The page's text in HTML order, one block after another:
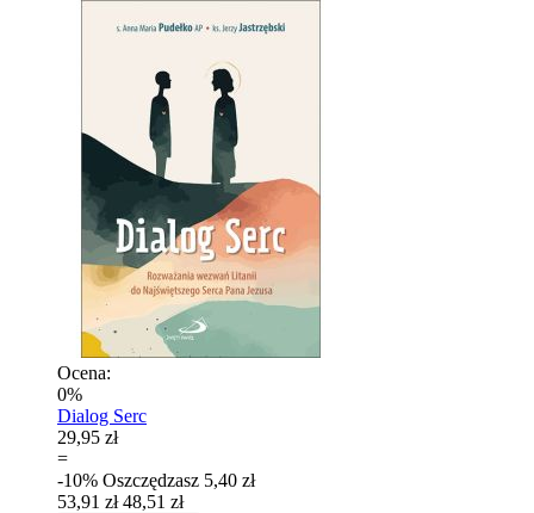
Ocena:
0%
Dialog Serc
29,95 zł
=
-10% Oszczędzasz 5,40 zł
53,91 zł 48,51 zł